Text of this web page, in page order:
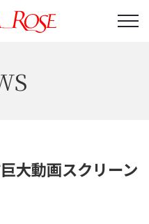
大動画スクリーン